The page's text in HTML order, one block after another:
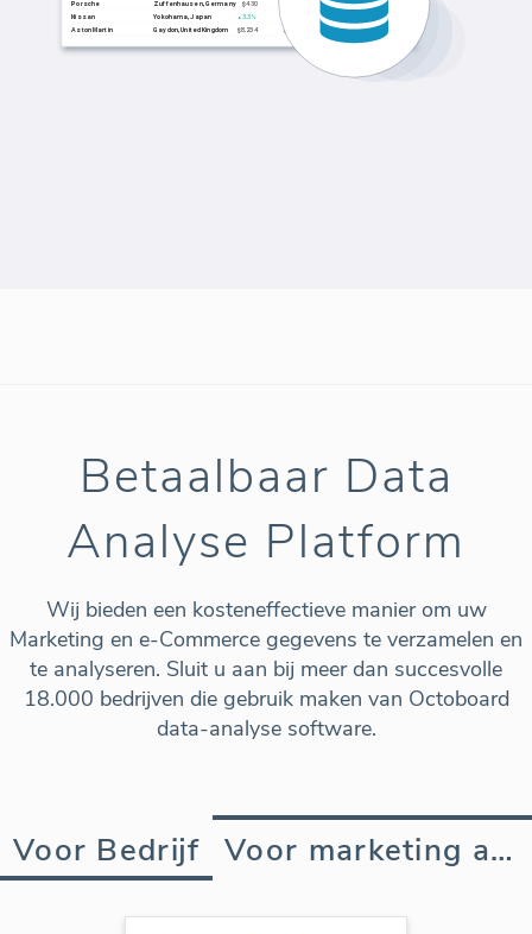
Betaalbaar Data
Analyse Platform
Wij bieden een kosteneffectieve manier om uw
Marketing en e-Commerce gegevens te verzamelen en
te analyseren. Sluit u aan bij meer dan succesvolle
18.000 bedrijven die gebruik maken van Octoboard
data-analyse software.
Voor Bedrijf Voor marketing agency